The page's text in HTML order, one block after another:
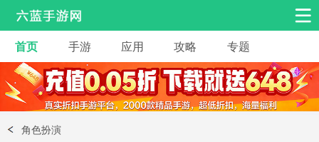
安卓手游 手游工具
热门手游 角色扮演 益智休闲
动作射击
首页 手游 应用 攻略 专题
角色扮演